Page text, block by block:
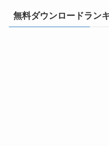
無料ダウンロードラン